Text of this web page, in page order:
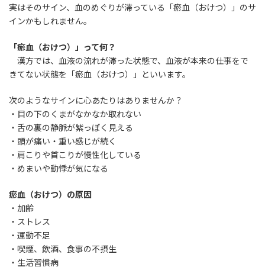
実はそのサイン、血のめぐりが滞っている「瘀血（おけつ）」のサ
インかもしれません。
「瘀血（おけつ）」って何？
漢方では、血液の流れが滞った状態で、血液が本来の仕事をで
きてない状態を「瘀血（おけつ）」といいます。
次のようなサインに心あたりはありませんか？
・目の下のくまがなかなか取れない
・舌の裏の静脈が紫っぽく見える
・頭が痛い・重い感じが続く
・肩こりや首こりが慢性化している
・めまいや動悸が気になる
瘀血（おけつ）の原因
・加齢
・ストレス
・運動不足
・喫煙、飲酒、食事の不摂生
・生活習慣病